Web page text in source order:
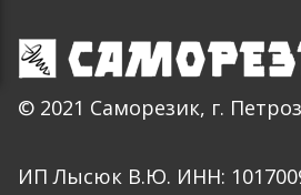
© 2021 Саморезик, г.
ИП Лысюк В.Ю. ИНН: